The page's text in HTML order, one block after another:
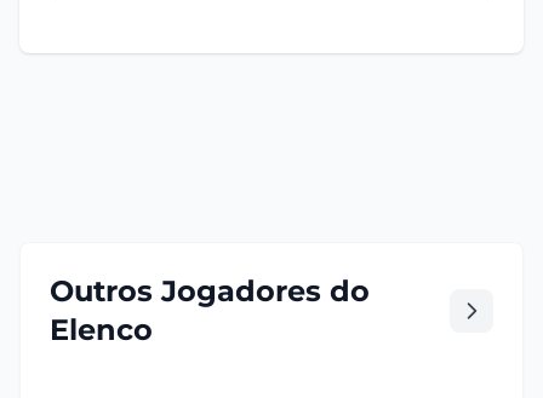
Outros Jogadores do
Elenco